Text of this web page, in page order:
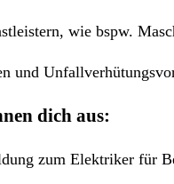
wie bspw.
und
dich aus:
zum Elektriker für